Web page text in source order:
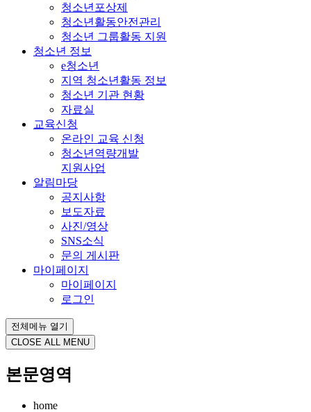
청소년포상제
청소년활동안전관리
청소년 그룹활동 지원
청소년 정보
e청소년
지역 청소년활동 정보
청소년 기관 현황
자료실
교육신청
온라인 교육 신청
청소년역량개발
지원사업
알림마당
공지사항
보도자료
사진/영상
SNS소식
문의 게시판
마이페이지
마이페이지
로그인
전체메뉴 열기
CLOSE ALL MENU
본문영역
home